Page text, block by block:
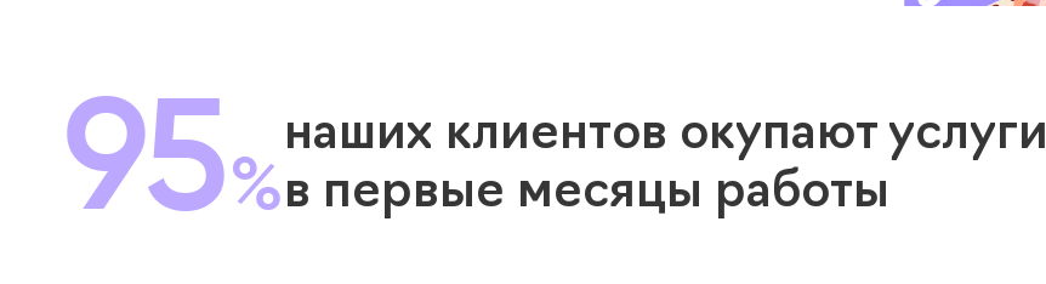
95%
наших клиентов окупают услуги
в первые месяцы работы